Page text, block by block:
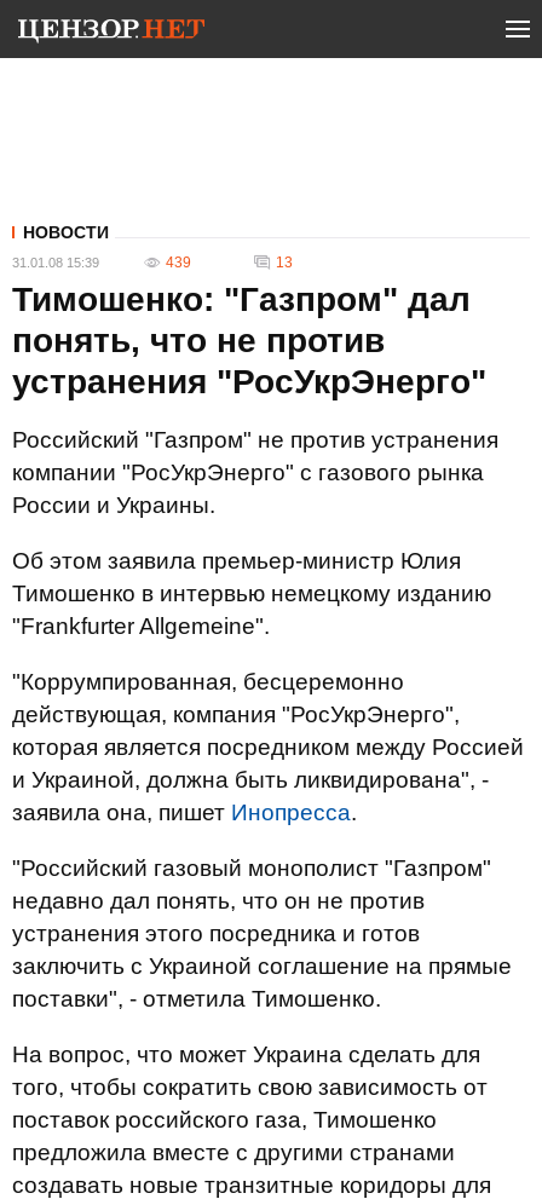
НОВОСТИ
31.01.08 15:39 439 13
Тимошенко: "Газпром" дал
понять, что не против
устранения "РосУкрЭнерго"
Российский "Газпром" не против устранения
компании "РосУкрЭнерго" с газового рынка
России и Украины.
Об этом заявила премьер-министр Юлия
Тимошенко в интервью немецкому изданию
"Frankfurter Allgemeine".
"Коррумпированная, бесцеремонно
действующая, компания "РосУкрЭнерго",
которая является посредником между Россией
и Украиной, должна быть ликвидирована", -
заявила она, пишет Инопресса.
"Российский газовый монополист "Газпром"
недавно дал понять, что он не против
устранения этого посредника и готов
заключить с Украиной соглашение на прямые
поставки", - отметила Тимошенко.
На вопрос, что может Украина сделать для
того, чтобы сократить свою зависимость от
поставок российского газа, Тимошенко
предложила вместе с другими странами
создавать новые транзитные коридоры для